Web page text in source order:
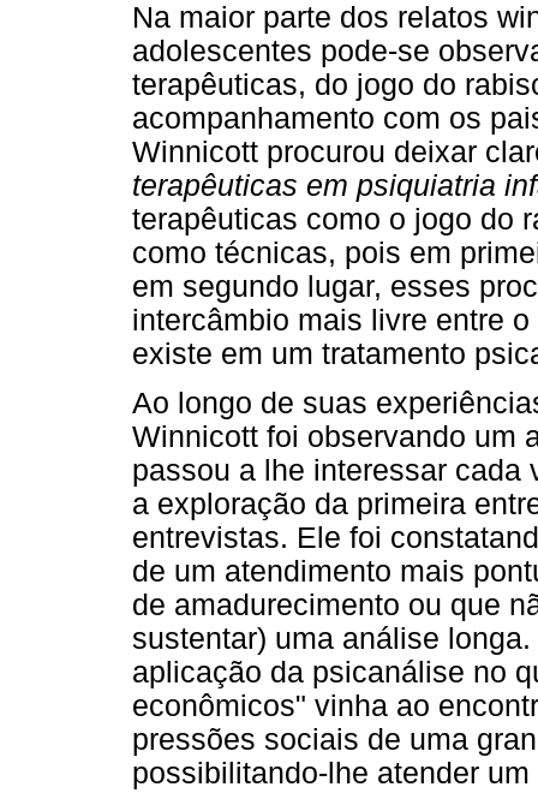
Na maior parte dos relatos
adolescentes pode-se
terapêuticas, do jogo do
acompanhamento com os
Winnicott procurou deixar
terapêuticas em psiquiatria
terapêuticas como o jogo do
como técnicas, pois em
em segundo lugar, esses
intercâmbio mais livre entre
existe em um tratamento
Ao longo de suas
Winnicott foi observando um
passou a lhe interessar cada
a exploração da primeira
entrevistas. Ele foi
de um atendimento mais
de amadurecimento ou que
sustentar) uma análise
aplicação da psicanálise no
econômicos" vinha ao
pressões sociais de uma
possibilitando-lhe atender